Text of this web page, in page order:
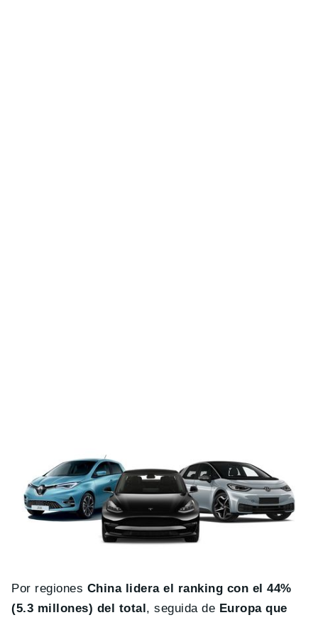
Por regiones China lidera el ranking con el 44%
(5.3 millones) del total, seguida de Europa que